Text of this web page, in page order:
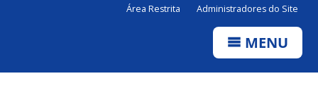
Área Restrita Administradores do Site
MENU